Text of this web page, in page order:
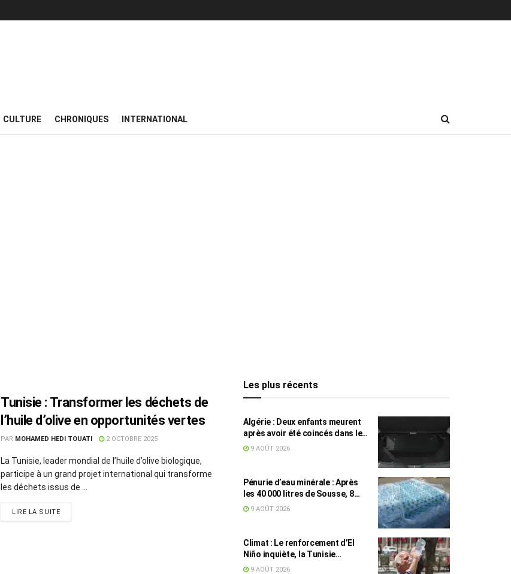
CULTURE CHRONIQUES INTERNATIONAL
Tunisie : Transformer les déchets de
l’huile d’olive en opportunités vertes
PAR MOHAMED HEDI TOUATI 2 OCTOBRE 2025
La Tunisie, leader mondial de l’huile d’olive biologique,
participe à un grand projet international qui transforme
les déchets issus de ...
LIRE LA SUITE
Les plus récents
Algérie : Deux enfants meurent
après avoir été coincés dans le
coffre d’une voiture
9 AOÛT 2026
Pénurie d’eau minérale : Après
les 40 000 litres de Sousse, 8
832 bouteilles saisies à Nabeul
9 AOÛT 2026
Climat : Le renforcement d’El
Niño inquiète, la Tunisie
concernée
9 AOÛT 2026